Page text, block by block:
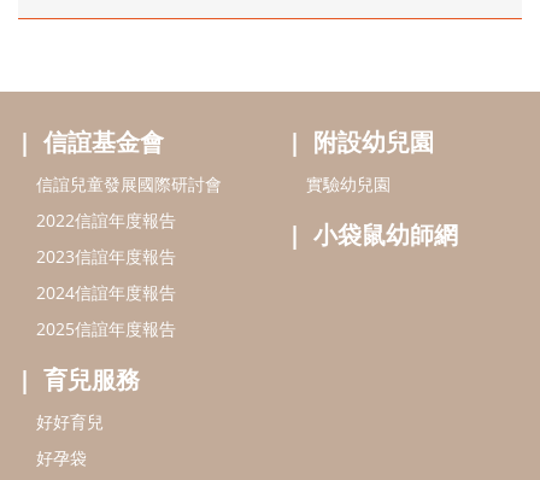
信誼基金會
信誼兒童發展國際研討會
2022信誼年度報告
2023信誼年度報告
2024信誼年度報告
2025信誼年度報告
育兒服務
好好育兒
好孕袋
附設幼兒園
實驗幼兒園
小袋鼠幼師網